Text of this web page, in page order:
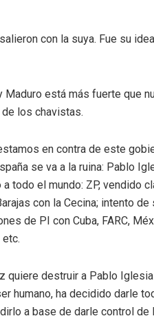
con la suya. Fue su
está más fuerte que
los chavistas.
en contra de este
se va a la ruina: Pablo
todo el mundo: ZP, vendido
con la Cecina; intento
de PI con Cuba, FARC,
quiere destruir a Pablo
humano, ha decidido darle
a base de darle control de